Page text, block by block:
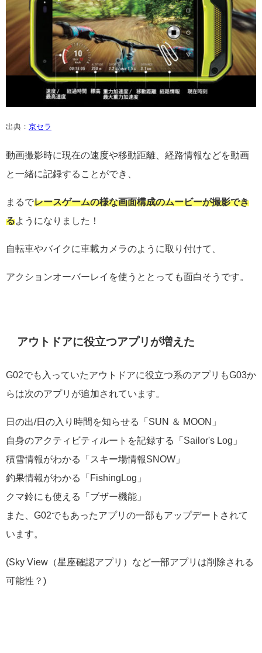
出典： 京セラ
動画撮影時に現在の速度や移動距離、経路情報などを動画
と一緒に記録することができ、
まるでレースゲームの様な画面構成のムービーが撮影でき
るようになりました！
自転車やバイクに車載カメラのように取り付けて、
アクションオーバーレイを使うととっても面白そうです。
アウトドアに役立つアプリが増えた
G02でも入っていたアウトドアに役立つ系のアプリもG03か
らは次のアプリが追加されています。
日の出/日の入り時間を知らせる「SUN ＆ MOON」
自身のアクティビティルートを記録する「Sailor's Log」
積雪情報がわかる「スキー場情報SNOW」
釣果情報がわかる「FishingLog」
クマ鈴にも使える「ブザー機能」
また、G02でもあったアプリの一部もアップデートされて
います。
(Sky View（星座確認アプリ）など一部アプリは削除される
可能性？)